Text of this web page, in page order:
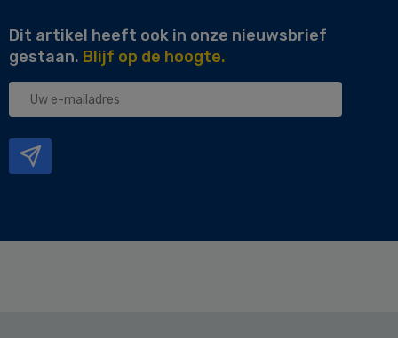
Dit artikel heeft ook in onze nieuwsbrief
gestaan. Blijf op de hoogte.
Uw